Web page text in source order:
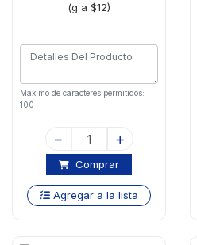
(g a $12)
Maximo de caracteres permitidos:
100
Comprar
Agregar a la lista